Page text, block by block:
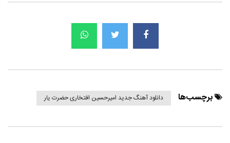
برچسب‌ها دانلود آهنگ جدید امیرحسین افتخاری حضرت یار